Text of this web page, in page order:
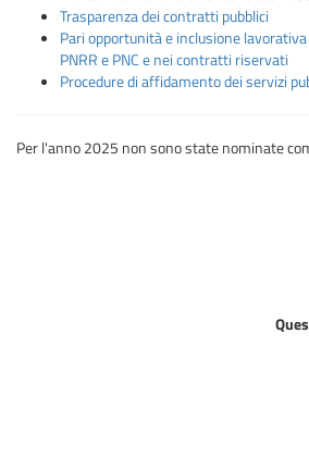
Trasparenza dei contratti pubblici
Pari opportunità e inclusione
PNRR e PNC e nei contratti riservati
Procedure di affidamento dei servizi
Per l'anno 2025 non sono state nominate